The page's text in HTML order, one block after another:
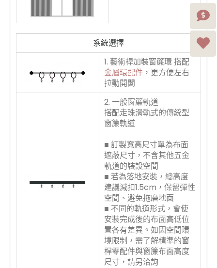
系統選擇
1. 藝術桿加裝窗簾環 搭配
金屬環配件，更方便左右
拉動開闔
2. 一般窗簾軌道
搭配走珠滑軌式的傳統型
窗簾軌道
■ 訂製寬高尺寸單為布面
遮蔽尺寸，不含其他五金
軌道的裝設空間
■ 若為落地安裝，總高度
建議減扣1.5cm，保留彈性
空間、避免拖磨地面
■ 不同的軌道形式，會使
安裝完成後的布面高低位
置各有差異。如因空間環
境限制，需了解精準的窗
桿零配件與窗簾布面高度
尺寸，請另洽詢